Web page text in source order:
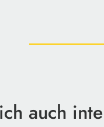
auch